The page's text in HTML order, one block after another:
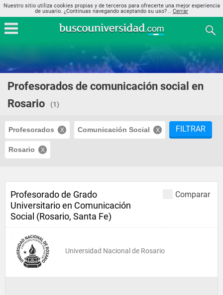
Nuestro sitio utiliza cookies propias y de terceros para ofrecerte una mejor experiencia
de usuario. ¿Continuas navegando aceptando su uso? .. Cerrar
Profesorados de comunicación social en
Rosario
(1)
Profesorados Comunicación Social
Rosario
FILTRAR
Comparar
Profesorado de Grado
Universitario en Comunicación
Social (Rosario, Santa Fe)
Universidad Nacional de Rosario